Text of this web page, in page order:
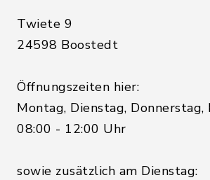
Twiete 9
24598 Boostedt
Öffnungszeiten hier:
Montag, Dienstag, Donnerstag,
08:00 - 12:00 Uhr
sowie zusätzlich am Dienstag: